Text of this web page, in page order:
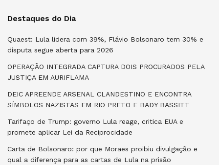
Destaques do Dia
Quaest: Lula lidera com 39%, Flávio Bolsonaro tem 30% e
disputa segue aberta para 2026
OPERAÇÃO INTEGRADA CAPTURA DOIS PROCURADOS PELA
JUSTIÇA EM AURIFLAMA
DEIC APREENDE ARSENAL CLANDESTINO E ENCONTRA
SÍMBOLOS NAZISTAS EM RIO PRETO E BADY BASSITT
Tarifaço de Trump: governo Lula reage, critica EUA e
promete aplicar Lei da Reciprocidade
Carta de Bolsonaro: por que Moraes proibiu divulgação e
qual a diferença para as cartas de Lula na prisão